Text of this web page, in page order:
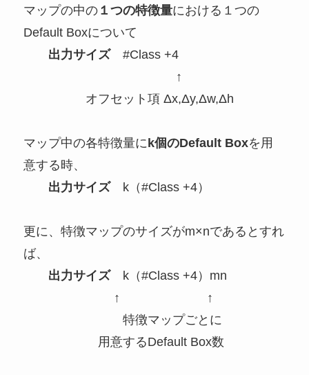
マップの中の １つの特徴量における １つの
Default Boxについて
出力サイズ#Class +4
↑
オフセット項 Δx,Δy,Δw,Δh
マップ中の各特徴量に k個のDefault Boxを用
意する時、
出力サイズk（#Class +4）
更に、特徴マップのサイズがm×nであるとすれ
ば、
出力サイズ
k （#Class +4） mn
↑ ↑
特徴マップごとに
用意するDefault Box数